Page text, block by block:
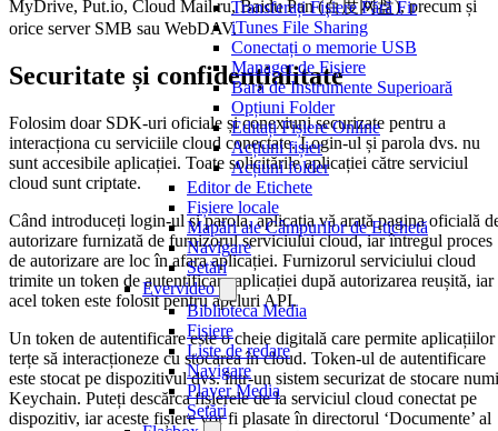
Transferați Fișiere Fără Fir
iTunes File Sharing
Conectați o memorie USB
Manager de Fișiere
Bara de Instrumente Superioară
Opțiuni Folder
Editați Fișiere Online
Acțiuni fișier
Acțiuni folder
Editor de Etichete
Fișiere locale
Mapări ale Câmpurilor de Etichetă
Navigare
Setări
Evervideo
Biblioteca Media
Fișiere
Liste de redare
Navigare
Player Media
Setări
MyDrive, Put.io, Cloud Mail.ru, Baidu Pan (百度网盘), precum și
orice server SMB sau WebDAV.
Securitate și confidențialitate
Folosim doar SDK-uri oficiale și conexiuni securizate pentru a
interacționa cu serviciile cloud conectate. Login-ul și parola dvs. nu
sunt accesibile aplicației. Toate solicitările aplicației către serviciul
cloud sunt criptate.
Când introduceți login-ul și parola, aplicația vă arată pagina oficială
autorizare furnizată de furnizorul serviciului cloud, iar întregul proces
de autorizare are loc în afara aplicației. Furnizorul serviciului cloud
trimite un token de autentificare aplicației după autorizarea reușită, iar
acel token este folosit pentru apeluri API.
Un token de autentificare este o cheie digitală care permite aplicațiilor
terțe să interacționeze cu stocarea în cloud. Token-ul de autentificare
este stocat pe dispozitivul dvs. într-un sistem securizat de stocare
Keychain. Puteți descărca fișierele de la serviciul cloud conectat pe
dispozitiv, iar aceste fișiere vor fi plasate în directorul ‘Documente’ al